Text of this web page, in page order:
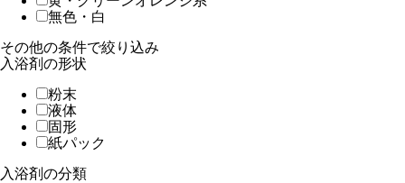
無色・白
その他の条件で絞り込み
入浴剤の形状
粉末
液体
固形
紙パック
入浴剤の分類